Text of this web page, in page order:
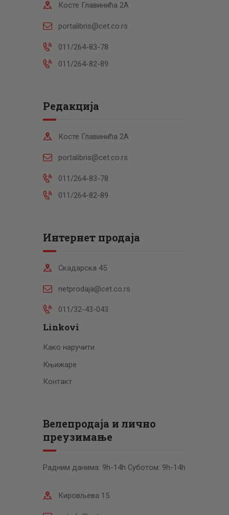
Косте Главинића 2А
portalibris@cet.co.rs
011/264-83-78
011/264-82-89
Редакција
Косте Главинића 2А
portalibris@cet.co.rs
011/264-83-78
011/264-82-89
Интернет продаја
Скадарска 45
netprodaja@cet.co.rs
011/32-43-043
Linkovi
Како наручити
Књижаре
Контакт
Велепродаја и лично
преузимање
Радним данима: 9h-14h Суботом: 9h-14h
Кировљева 15